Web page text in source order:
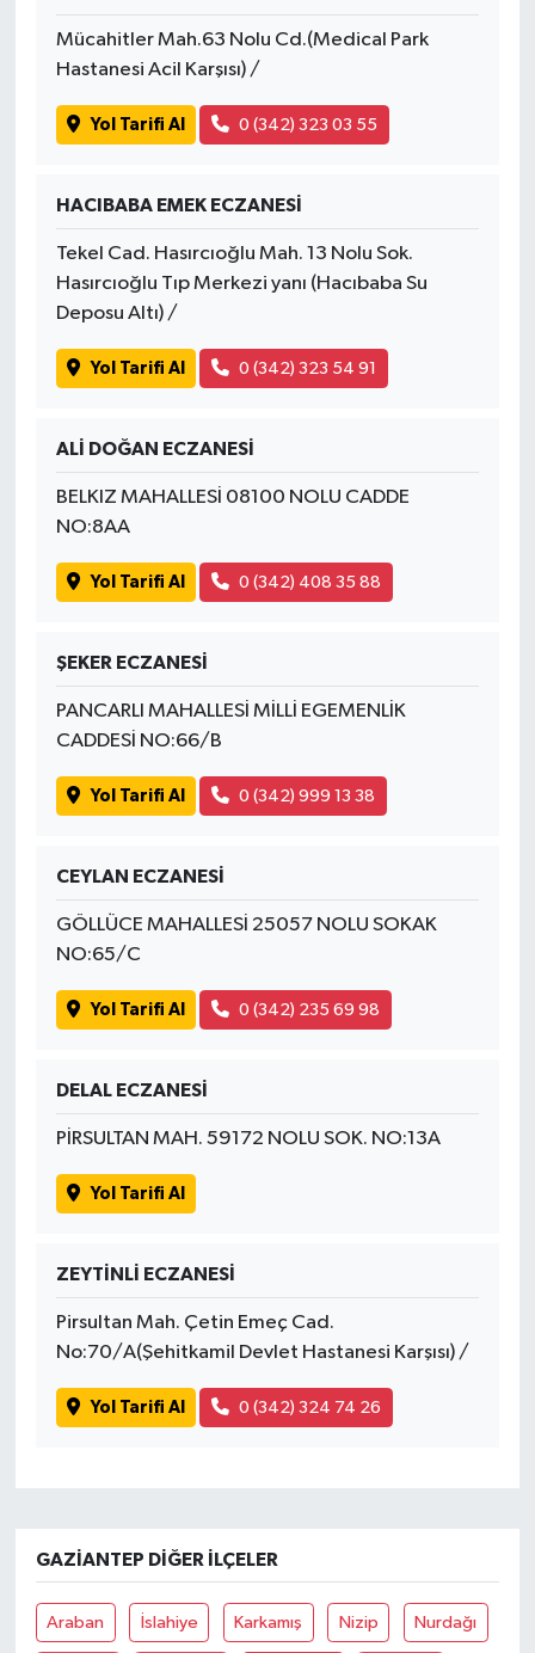
Mücahitler Mah.63 Nolu Cd.(Medical Park
Hastanesi Acil Karşısı) /
Yol Tarifi Al 0 (342) 323 03 55
HACIBABA EMEK ECZANESİ
Tekel Cad. Hasırcıoğlu Mah. 13 Nolu Sok.
Hasırcıoğlu Tıp Merkezi yanı (Hacıbaba Su
Deposu Altı) /
Yol Tarifi Al 0 (342) 323 54 91
ALİ DOĞAN ECZANESİ
BELKIZ MAHALLESİ 08100 NOLU CADDE
NO:8AA
Yol Tarifi Al 0 (342) 408 35 88
ŞEKER ECZANESİ
PANCARLI MAHALLESİ MİLLİ EGEMENLİK
CADDESİ NO:66/B
Yol Tarifi Al 0 (342) 999 13 38
CEYLAN ECZANESİ
GÖLLÜCE MAHALLESİ 25057 NOLU SOKAK
NO:65/C
Yol Tarifi Al 0 (342) 235 69 98
DELAL ECZANESİ
PİRSULTAN MAH. 59172 NOLU SOK. NO:13A
Yol Tarifi Al
ZEYTİNLİ ECZANESİ
Pirsultan Mah. Çetin Emeç Cad.
No:70/A(Şehitkamil Devlet Hastanesi Karşısı) /
Yol Tarifi Al 0 (342) 324 74 26
GAZIANTEP DIĞER İLÇELER
Araban İslahiye Karkamış Nizip Nurdağı